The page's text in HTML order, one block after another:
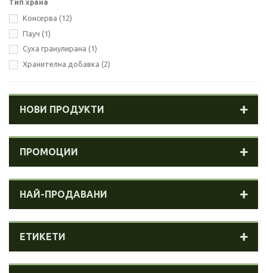
Тип храна
Консерва (12)
Пауч (1)
Суха гранулирана (1)
Хранителна добавка (2)
НОВИ ПРОДУКТИ
ПРОМОЦИИ
НАЙ-ПРОДАВАНИ
ЕТИКЕТИ